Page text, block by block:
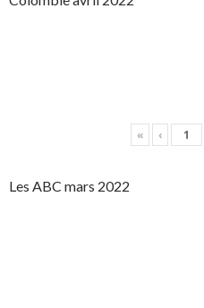
« ‹
Les ABC mars 2022